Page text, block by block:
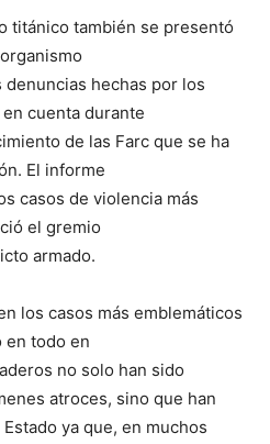
titánico también se presentó
hechas por los
cuenta durante
de las Farc que se ha
El informe
casos de violencia más
el gremio
armado.
los casos más emblemáticos
en todo en
no solo han sido
atroces, sino que han
ya que, en muchos